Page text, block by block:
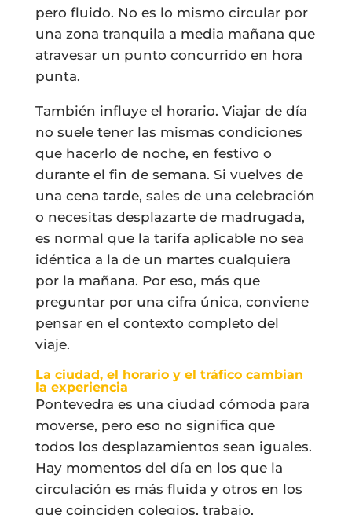
pero fluido. No es lo mismo circular por
una zona tranquila a media mañana que
atravesar un punto concurrido en hora
punta.
También influye el horario. Viajar de día
no suele tener las mismas condiciones
que hacerlo de noche, en festivo o
durante el fin de semana. Si vuelves de
una cena tarde, sales de una celebración
o necesitas desplazarte de madrugada,
es normal que la tarifa aplicable no sea
idéntica a la de un martes cualquiera
por la mañana. Por eso, más que
preguntar por una cifra única, conviene
pensar en el contexto completo del
viaje.
La ciudad, el horario y el tráfico cambian
la experiencia
Pontevedra es una ciudad cómoda para
moverse, pero eso no significa que
todos los desplazamientos sean iguales.
Hay momentos del día en los que la
circulación es más fluida y otros en los
que coinciden colegios, trabajo,